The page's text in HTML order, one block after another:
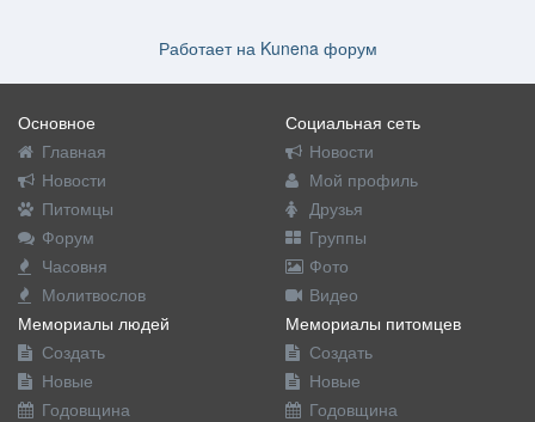
Работает на Kunena форум
Основное
Главная
Новости
Питомцы
Форум
Часовня
Молитвослов
Социальная сеть
Новости
Мой профиль
Друзья
Группы
Фото
Видео
Мемориалы людей
Создать
Новые
Годовщина
Мемориалы питомцев
Создать
Новые
Годовщина